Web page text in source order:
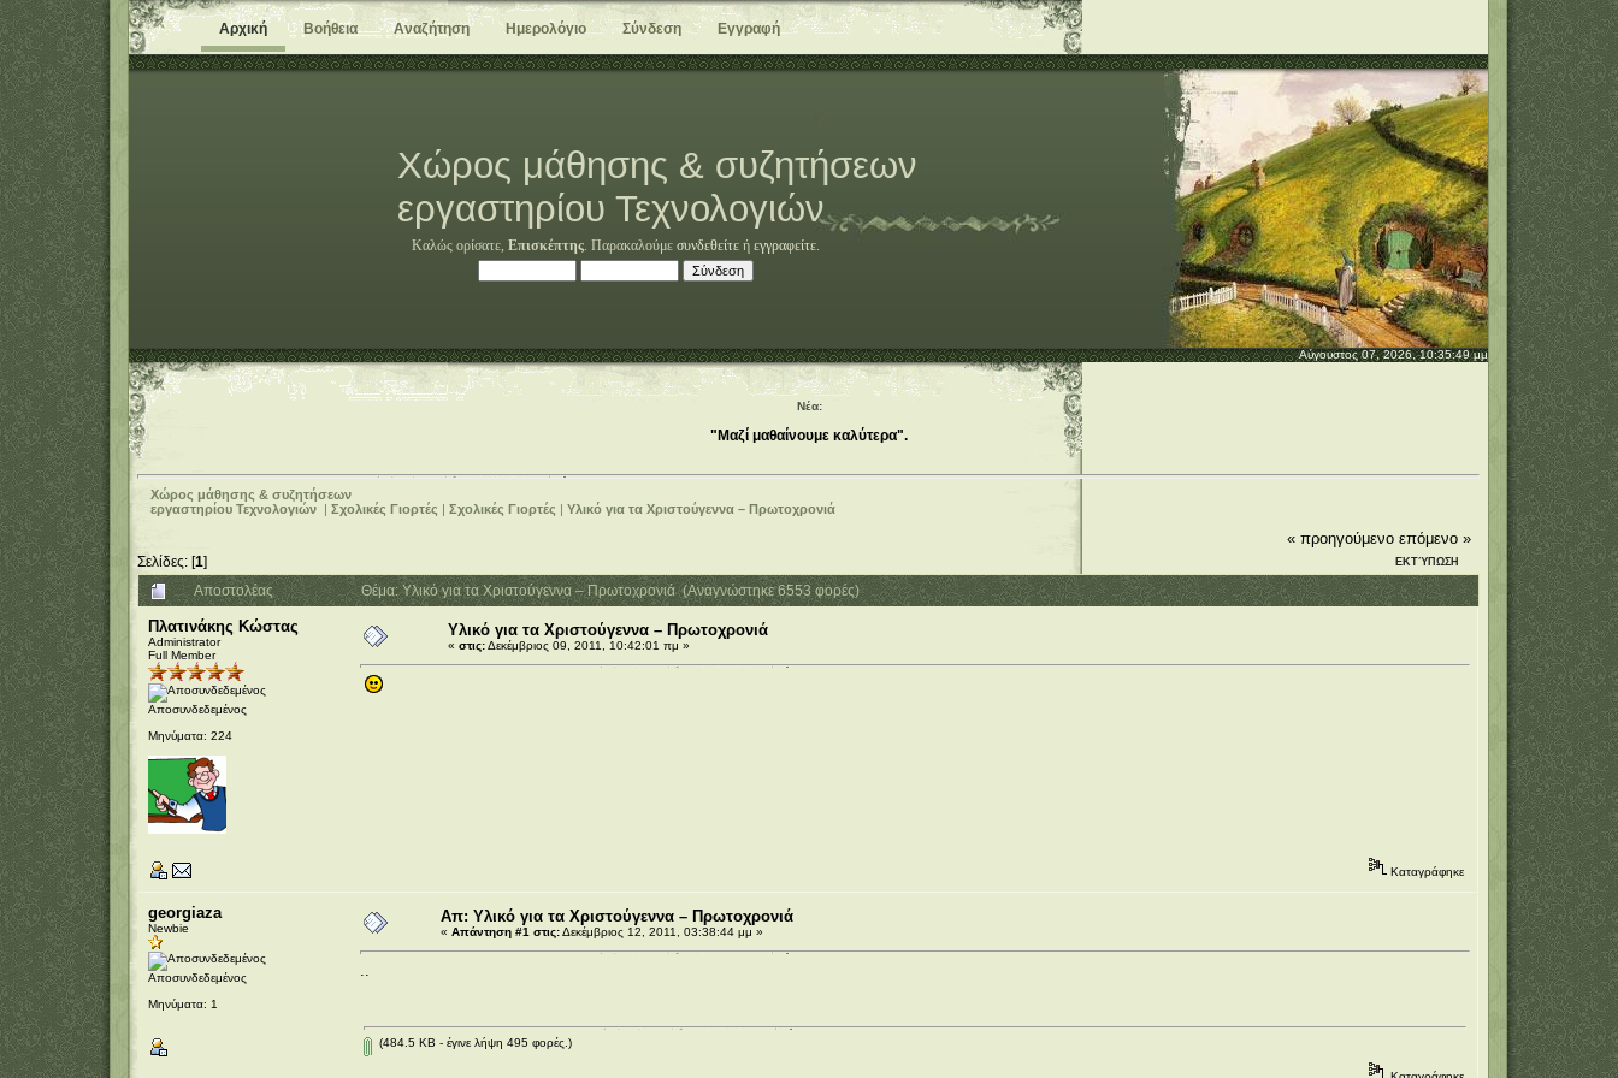
Αρχική Βοήθεια Αναζήτηση Ημερολόγιο Σύνδεση Εγγραφή
Χώρος μάθησης & συζητήσεων
εργαστηρίου Τεχνολογιών
Καλώς ορίσατε, Επισκέπτης. Παρακαλούμε συνδεθείτε ή εγγραφείτε.
Αύγουστος 07, 2026, 10:35:49 μμ
Νέα:
"Μαζί μαθαίνουμε καλύτερα".
Χώρος μάθησης & συζητήσεων
εργαστηρίου Τεχνολογιών |Σχολικές Γιορτές |Σχολικές Γιορτές |Υλικό για τα Χριστούγεννα – Πρωτοχρονιά
Σελίδες: [1]
« προηγούμενο επόμενο »
ΕΚΤΎΠΩΣΗ
Αποστολέας Θέμα: Υλικό για τα Χριστούγεννα – Πρωτοχρονιά (Αναγνώστηκε 6553 φορές)
Πλατινάκης Κώστας
Administrator
Full Member
Αποσυνδεδεμένος
Μηνύματα: 224
Υλικό για τα Χριστούγεννα – Πρωτοχρονιά
« στις:Δεκέμβριος 09, 2011, 10:42:01 πμ »
Καταγράφηκε
georgiaza
Newbie
Αποσυνδεδεμένος
Μηνύματα: 1
Απ: Υλικό για τα Χριστούγεννα – Πρωτοχρονιά
« Απάντηση #1 στις:Δεκέμβριος 12, 2011, 03:38:44 μμ »
..
(484.5 KB - έγινε λήψη 495 φορές.)